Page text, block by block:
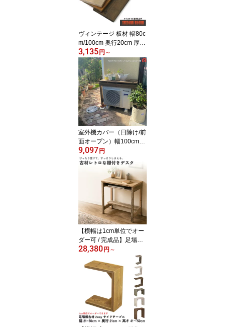
ヴィンテージ 板材 幅80c
m/100cm 奥行20cm 厚み
1.5cm 【1枚単品】 DIY
足場板 古材 オイル塗装
ダークウォルナット エボ
ニー ドリフトウッド キ
ッチン棚 棚板 おしゃれ
アンティーク
3,135 円 ～
室外機カバー（日除け/前
面オープン）幅100cm国
産杉 エアコン 日よけ 排
気をふさがない 直射日光
対策 プランター台 花台
おしゃれ外寸:幅100cm×
高さ78.7cm×奥行40cm
(内寸:幅89.2×高さ73.3×
奥行39cm) フラワースタ
ンド プランタースタンド
9,097 円
【横幅は1cm単位でオー
ダー可 / 完成品】足場板
古材 レトロな 棚付き デ
スク幅51〜80cm×奥行4
5cm×高さ70cm組立不要
レトロ 学校机 コンパク
トデスク リビングデスク
28,380 円 ～